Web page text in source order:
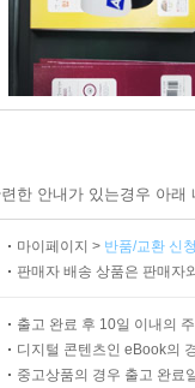
한 안내가 있는경우 아
마이페이지 > 반품/교환 신
판매자 배송 상품은 판매자
출고 완료 후 10일 이내의
디지털 콘텐츠인 eBook의
중고상품의 경우 출고 완료